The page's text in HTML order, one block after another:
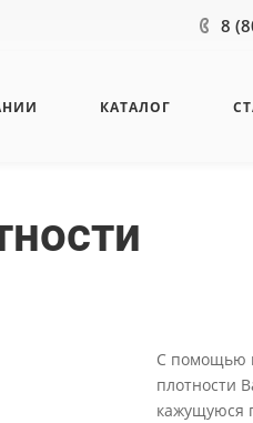
8
КАТАЛОГ
С помощью
плотности
кажущуюся